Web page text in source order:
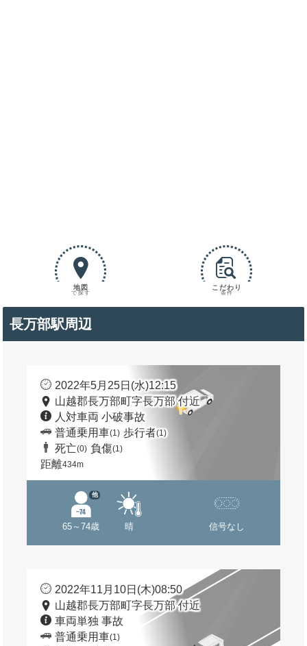
地図
で探す
こだわり
条件
長万部駅周辺
2022年5月25日(水)12:15
山越郡長万部町字長万部 付近
人対車両 小破事故
普通乗用車(1) 歩行者(1)
死亡(0) 負傷(1)
距離434m
65～74歳
他
晴 信号なし
2022年11月10日(木)08:50
山越郡長万部町字長万部 付近
車両単独 事故
普通乗用車(1)